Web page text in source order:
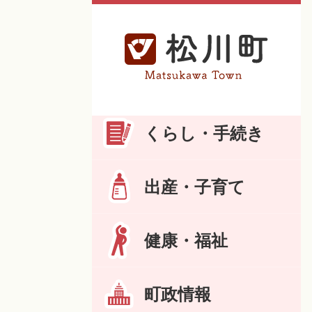
くらし・手続き
出産・子育て
健康・福祉
町政情報